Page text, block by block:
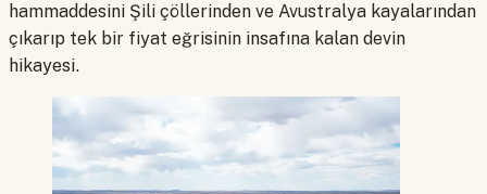
hammaddesini Şili çöllerinden ve Avustralya kayalarından
çıkarıp tek bir fiyat eğrisinin insafına kalan devin
hikayesi.